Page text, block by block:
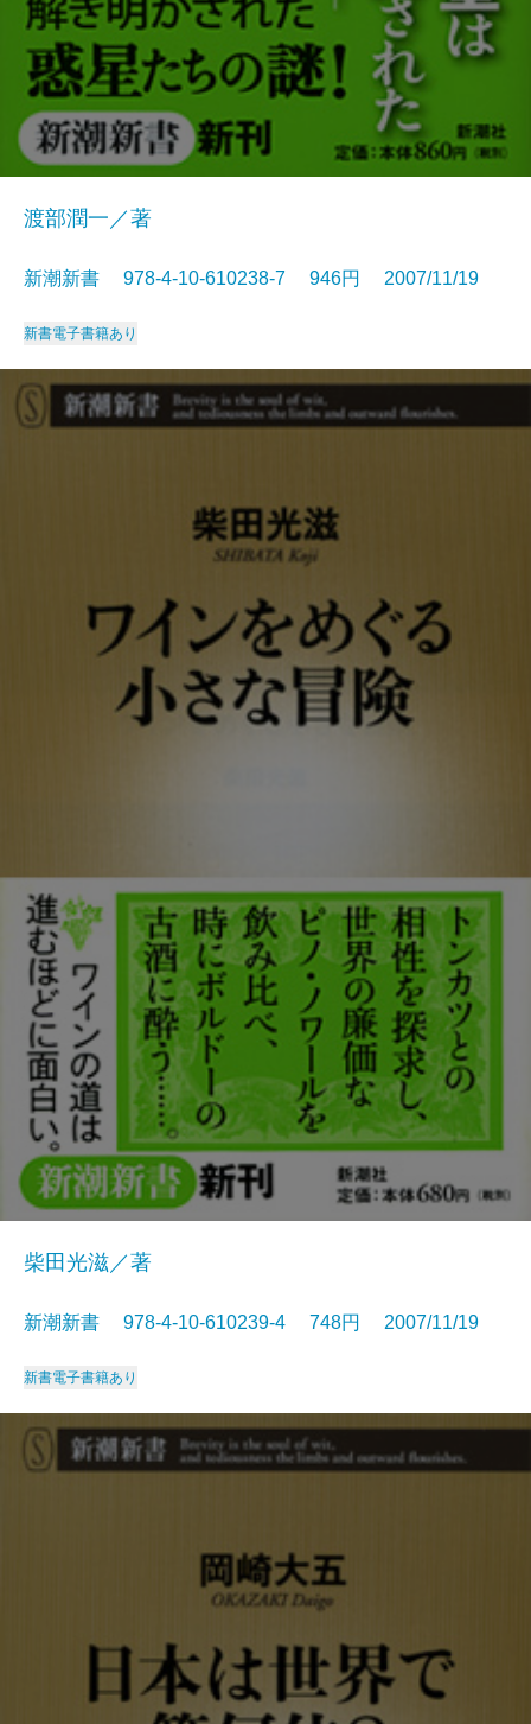
渡部潤一／著
新潮新書 978-4-10-610238-7 946円 2007/11/19
新書電子書籍あり
柴田光滋／著
新潮新書 978-4-10-610239-4 748円 2007/11/19
新書電子書籍あり